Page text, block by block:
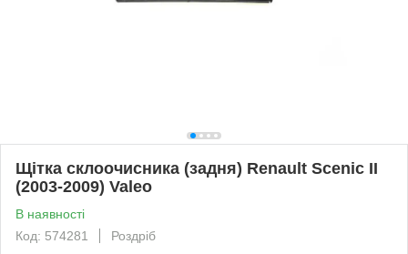
Щітка склоочисника (задня) Renault Scenic II
(2003-2009) Valeo
В наявності
Код: 574281
Роздріб